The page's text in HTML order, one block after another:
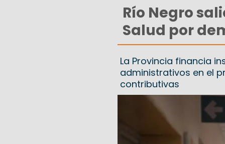
Río Negro
Salud por
La Provincia financia
administrativos en el
contributivas